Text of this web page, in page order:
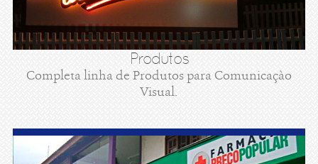
Produtos
Completa linha de Produtos para Comunicaçào
Visual.